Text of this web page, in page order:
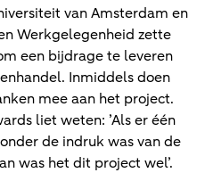
van Amsterdam en
Werkgelegenheid zette
een bijdrage te leveren
Inmiddels doen
mee aan het project.
liet weten: ’Als er één
de indruk was van de
was het dit project wel’.